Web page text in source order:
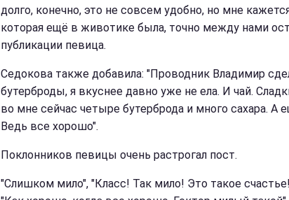
долго, конечно, это не совсем удобно, но мне
которая ещё в животике была, точно между нами
публикации певица.
Седокова также добавила: "Проводник Владимир
бутерброды, я вкуснее давно уже не ела. И чай.
во мне сейчас четыре бутерброда и много сахара. А
Ведь все хорошо".
Поклонников певицы очень растрогал пост.
"Слишком мило", "Класс! Так мило! Это такое